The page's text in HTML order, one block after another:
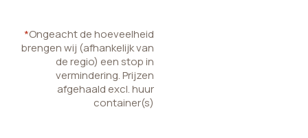
*Ongeacht de hoeveelheid
brengen wij (afhankelijk van
de regio) een stop in
vermindering. Prijzen
afgehaald excl. huur
container(s)